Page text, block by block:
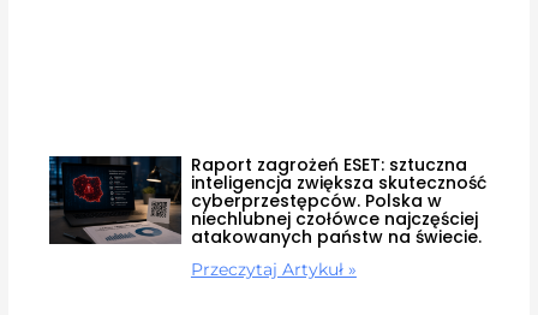
Raport zagrożeń ESET: sztuczna
inteligencja zwiększa skuteczność
cyberprzestępców. Polska w
niechlubnej czołówce najczęściej
atakowanych państw na świecie.
Przeczytaj Artykuł »